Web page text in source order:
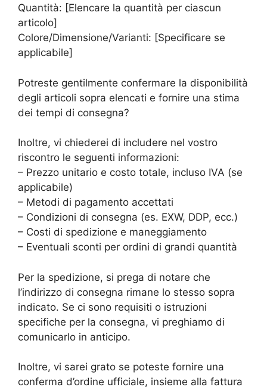
Quantità: [Elencare la quantità per ciascun
articolo]
Colore/Dimensione/Varianti: [Specificare se
applicabile]
Potreste gentilmente confermare la disponibilità
degli articoli sopra elencati e fornire una stima
dei tempi di consegna?
Inoltre, vi chiederei di includere nel vostro
riscontro le seguenti informazioni:
– Prezzo unitario e costo totale, incluso IVA (se
applicabile)
– Metodi di pagamento accettati
– Condizioni di consegna (es. EXW, DDP, ecc.)
– Costi di spedizione e maneggiamento
– Eventuali sconti per ordini di grandi quantità
Per la spedizione, si prega di notare che
l’indirizzo di consegna rimane lo stesso sopra
indicato. Se ci sono requisiti o istruzioni
specifiche per la consegna, vi preghiamo di
comunicarlo in anticipo.
Inoltre, vi sarei grato se poteste fornire una
conferma d’ordine ufficiale, insieme alla fattura